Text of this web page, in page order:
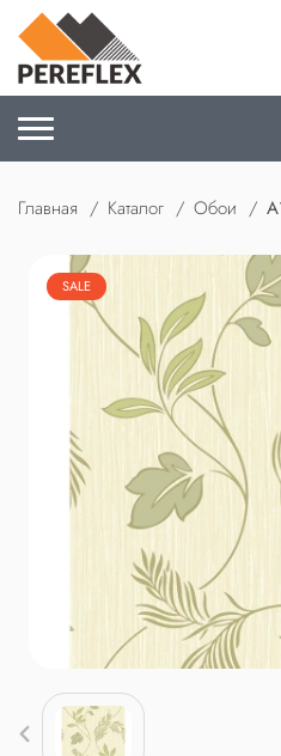
Главная Каталог Обои
SALE